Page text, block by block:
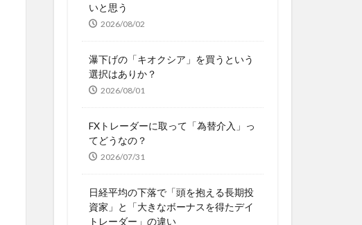
いと思う
2026/08/02
瀑下げの「キオクシア」を買うという
選択はありか？
2026/08/01
FXトレーダーに取って「為替介入」っ
てどうなの？
2026/07/31
日経平均の下落で「頭を抱える長期投
資家」と「大きなボーナスを得たデイ
トレーダー」の違い